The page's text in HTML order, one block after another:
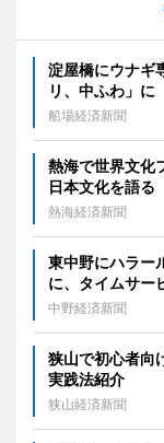
淀屋橋にウナ
リ、中ふわ」に
船場経済新聞
熱海で世界文化
日本文化を語る
熱海経済新聞
東中野にハラー
に、タイムサー
中野経済新聞
狭山で初心者向
実践法紹介
狭山経済新聞